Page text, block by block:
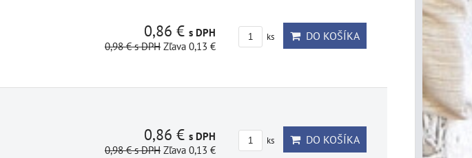
0,86 € s DPH
0,98 €s DPH Zľava 0,13 €
ks DO KOŠÍKA
0,86 € s DPH
0,98 €s DPH Zľava 0,13 €
ks DO KOŠÍKA